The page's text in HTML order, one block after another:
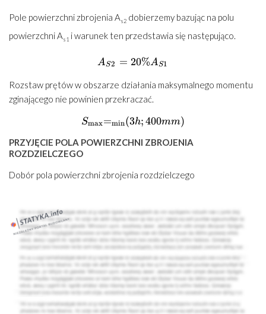
Pole powierzchni zbrojenia As2 dobierzemy bazując na polu
powierzchni As1 i warunek ten przedstawia się następująco.
{A_{S2}}=20\%{A_{S1}}
AS2 = 20%AS1
Rozstaw prętów w obszarze działania maksymalnego momentu
zginającego nie powinien przekraczać.
{S_{\max }}{ = _{\min
Smax=min(3h;400mm)
PRZYJĘCIE POLA POWIERZCHNI ZBROJENIA
ROZDZIELCZEGO
Dobór pola powierzchni zbrojenia rozdzielczego